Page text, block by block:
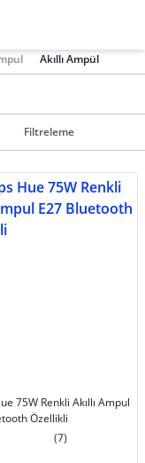
Akıllı Ampül
Filtreleme
75W Renkli Akıllı Ampul
Özellikli
(7)